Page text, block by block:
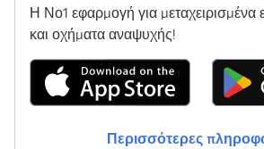
Η Νο1 εφαρμογή για μεταχειρισμένα
και οχήματα αναψυχής!
Περισσότερες